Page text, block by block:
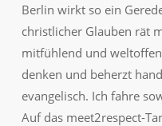
Berlin wirkt so ein
christlicher Glauben rät
mitfühlend und
denken und beherzt
evangelisch. Ich fahre
Auf das meet2respect-